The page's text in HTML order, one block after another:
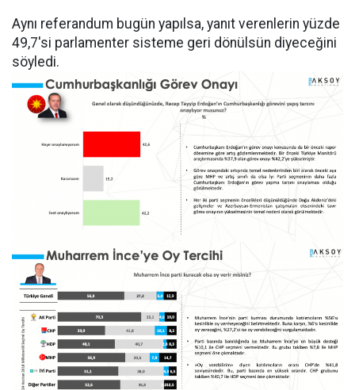
Aynı referandum bugün yapılsa, yanıt verenlerin yüzde
49,7'si parlamenter sisteme geri dönülsün diyeceğini
söyledi.